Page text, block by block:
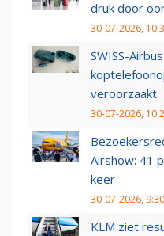
druk door
30-07-2026,
SWISS-
veroorzaakt
30-07-2026,
Airshow: 41
keer
30-07-2026, 9:30
KLM ziet